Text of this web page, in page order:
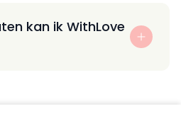
kan ik WithLove